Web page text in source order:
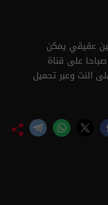
عقيقي يمكن
على قناة
النت وعبر تحميل